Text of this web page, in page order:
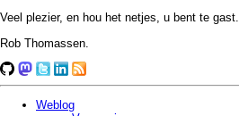
Veel plezier, en hou het netjes, u bent te gast.
Rob Thomassen.
Weblog